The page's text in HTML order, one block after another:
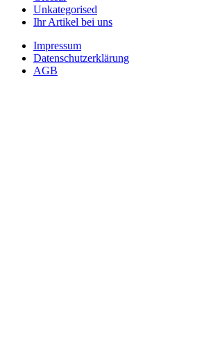
Unkategorised
Ihr Artikel bei uns
Impressum
Datenschutzerklärung
AGB